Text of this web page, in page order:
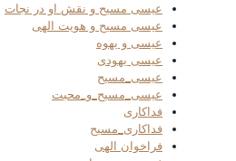
عیسی مسیح و نقش او در نجات
عیسی مسیح و هویت الهی
عیسی و یهوه
عیسی یهودی
عیسی_مسیح
عیسی_مسیح_و_محبت
فداکاری
فداکاری_مسیح
فراخوان الهی